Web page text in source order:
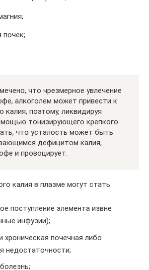
почек;
что чрезмерное увлечение
алкоголем может привести к
калия, поэтому, ликвидируя
тонизирующего крепкого
что усталость может быть
дефицитом калия,
и провоцирует.
калия в плазме могут стать:
поступление элемента извне
инфузии);
хроническая почечная либо
недостаточности;